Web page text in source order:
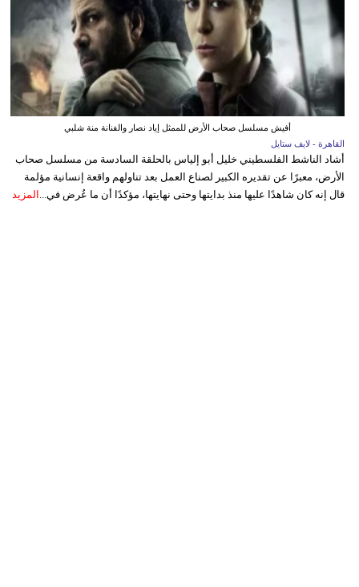
أفيش مسلسل صحاب الأرض للممثل إياد نصار والفنانة منة شلبي
القاهرة - لايف ستايل
أشاد الناشط الفلسطيني خليل أبو إلياس بالحلقة السادسة من مسلسل صحاب
الأرض، معبرًا عن تقديره الكبير لصناع العمل بعد تناولهم واقعة إنسانية مؤلمة
قال إنه كان شاهدًا عليها منذ بدايتها وحتى نهايتها، مؤكدًا أن ما عُرض في... المزيد